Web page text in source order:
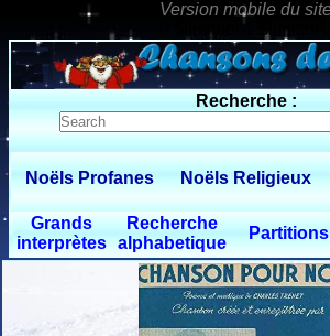
0 $limitbot 1 $limittot 2
Recherche :
Noëls Profanes Noëls Religieux
Grands
interprètes
Recherche
alphabetique
Partitions